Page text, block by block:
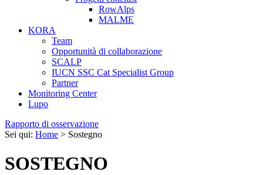
RowAlps
MALME
KORA
Team
Opportunità di collaborazione
SCALP
IUCN SSC Cat Specialist Group
Partner
Monitoring Center
Lupo
Rapporto di osservazione
Sei qui: Home > Sostegno
SOSTEGNO